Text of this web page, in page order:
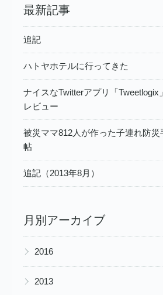
最新記事
追記
ハトヤホテルに行ってきた
ナイスなTwitterアプリ「Tweetlogix」
レビュー
被災ママ812人が作った子連れ防災
帖
追記（2013年8月）
月別アーカイブ
▶ 2016
▶ 2013